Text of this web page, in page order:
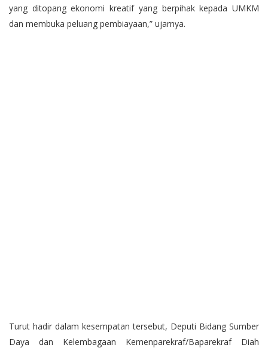
yang ditopang ekonomi kreatif yang berpihak kepada UMKM
dan membuka peluang pembiayaan,” ujarnya.
Turut hadir dalam kesempatan tersebut, Deputi Bidang Sumber
Daya dan Kelembagaan Kemenparekraf/Baparekraf Diah